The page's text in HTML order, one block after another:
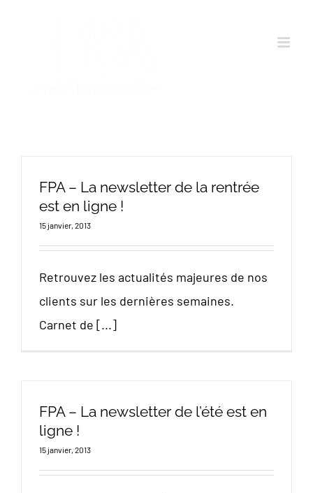
FPA – La newsletter de la rentrée
est en ligne !
15 janvier, 2013
Retrouvez les actualités majeures de nos
clients sur les dernières semaines.
Carnet de [...]
FPA – La newsletter de l’été est en
ligne !
15 janvier, 2013